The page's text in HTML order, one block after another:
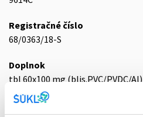
Registračné číslo
68/0363/18-S
Doplnok
tbl 60x100 mg (blis.PVC/PVDC/Al)
Stav